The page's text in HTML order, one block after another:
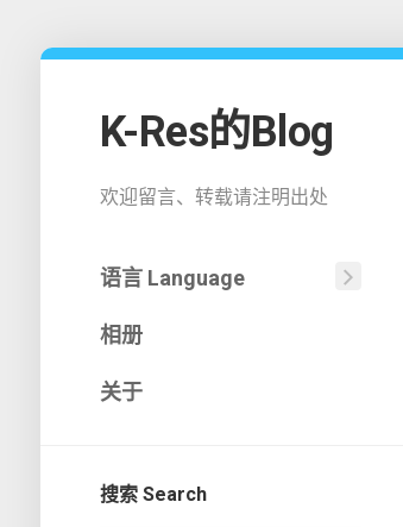
K-Res的Blog
欢迎留言、转载请注明出处
语言 Language
相册
关于
搜索 Search